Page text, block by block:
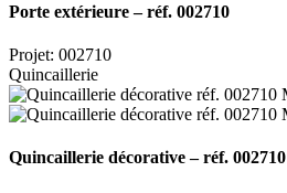
Porte extérieure – réf. 002710
Projet: 002710
Quincaillerie
Quincaillerie décorative – réf. 002710